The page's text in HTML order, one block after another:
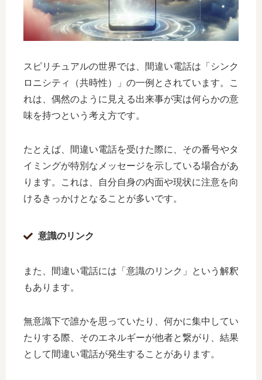
スピリチュアルの世界では、間違い電話は「シンク
ロニシティ（共時性）」の一例とされています。こ
れは、偶然のように見える出来事が実は何らかの意
味を持つという考え方です。
たとえば、間違い電話を受けた際に、その番号やタ
イミングが特別なメッセージを示している場合があ
ります。これは、自分自身の内面や現状に注意を向
けるきっかけとなることが多いです。
意識のリンク
また、間違い電話には「意識のリンク」という解釈
もあります。
無意識下で誰かを思っていたり、何かに集中してい
たりする際、そのエネルギーが他者と繋がり、結果
として間違い電話が発生することがあります。